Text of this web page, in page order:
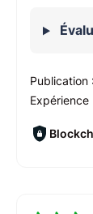
Publication :
Expérience